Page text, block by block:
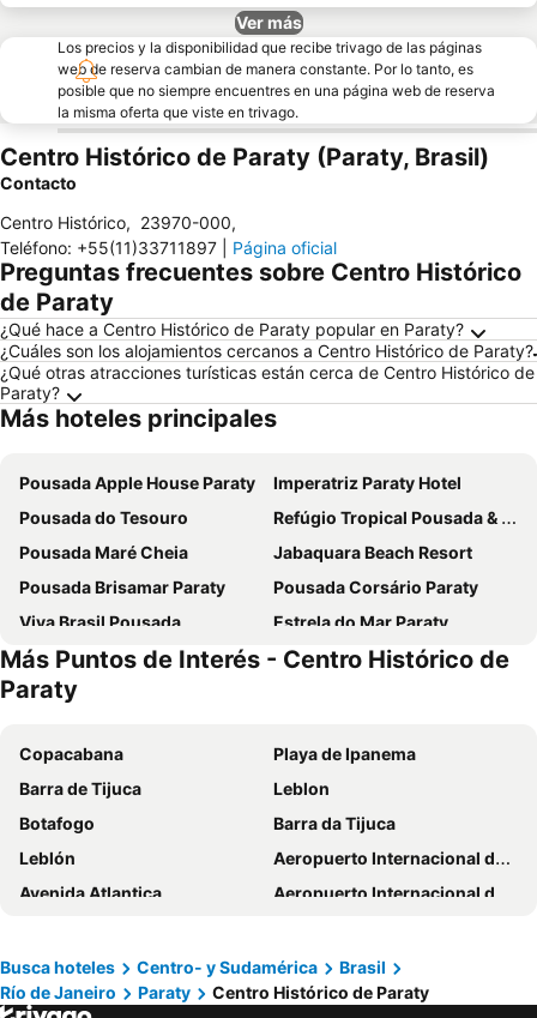
Ver más
Los precios y la disponibilidad que recibe trivago de las páginas
web de reserva cambian de manera constante. Por lo tanto, es
posible que no siempre encuentres en una página web de reserva
la misma oferta que viste en trivago.
Centro Histórico de Paraty (Paraty, Brasil)
Contacto
Centro Histórico, 23970-000,
Teléfono: +55(11)33711897 Página oficial
Preguntas frecuentes sobre Centro Histórico
de Paraty
¿Qué hace a Centro Histórico de Paraty popular en Paraty?
¿Cuáles son los alojamientos cercanos a Centro Histórico de Paraty?
¿Qué otras atracciones turísticas están cerca de Centro Histórico de
Paraty?
Más hoteles principales
Pousada Apple House Paraty
Imperatriz Paraty Hotel
Pousada do Tesouro
Refúgio Tropical Pousada & Flats
Pousada Maré Cheia
Jabaquara Beach Resort
Pousada Brisamar Paraty
Pousada Corsário Paraty
Viva Brasil Pousada
Estrela do Mar Paraty
Sandi Hotel
Pousada Doce Paraty
Pousada da Condessa
Villa Tie Paraty
Pousada do Principe
Pousada Camila
A Casa de Paulo Autran
Pousada Solar D Alcina
Pousada Thamalu
Pousada das Pedras
Pousada Cana Caiana
Pousada Serra Da Bocaina Paraty
Pousada Literária de Paraty
Casa Beira Rio Paraty - Cama e Café
Hotel Garni Cruzeiro do Sul
Pousada Casa dos Autores
Casa Do Mar Inn Paraty
Más Puntos de Interés - Centro Histórico de
Paraty
Copacabana
Playa de Ipanema
Barra de Tijuca
Leblon
Botafogo
Barra da Tijuca
Leblón
Aeropuerto Internacional de Galeão Antônio Carlos Jobim
Avenida Atlantica
Aeropuerto Internacional de São Paulo-Guarulhos
Botafogo
Rio de Janeiro: Carioca Landscapes between the Mountain and the Sea
Porto de Santos
Vila do Abraão
Busca hoteles Centro- y Sudamérica
Brasil
Río de Janeiro
Paraty Centro Histórico de Paraty